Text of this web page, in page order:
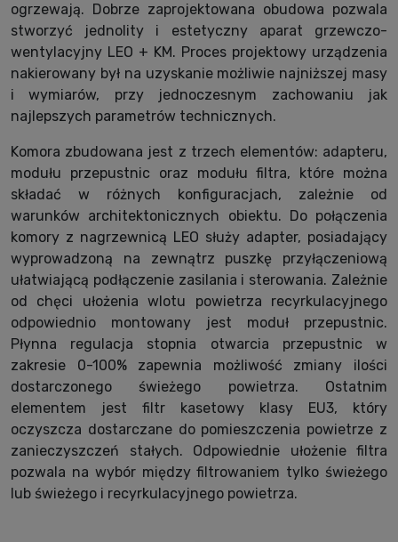
ogrzewają. Dobrze zaprojektowana obudowa pozwala
stworzyć jednolity i estetyczny aparat grzewczo-
wentylacyjny LEO + KM. Proces projektowy urządzenia
nakierowany był na uzyskanie możliwie najniższej masy
i wymiarów, przy jednoczesnym zachowaniu jak
najlepszych parametrów technicznych.
Komora zbudowana jest z trzech elementów: adapteru,
modułu przepustnic oraz modułu filtra, które można
składać w różnych konfiguracjach, zależnie od
warunków architektonicznych obiektu. Do połączenia
komory z nagrzewnicą LEO służy adapter, posiadający
wyprowadzoną na zewnątrz puszkę przyłączeniową
ułatwiającą podłączenie zasilania i sterowania. Zależnie
od chęci ułożenia wlotu powietrza recyrkulacyjnego
odpowiednio montowany jest moduł przepustnic.
Płynna regulacja stopnia otwarcia przepustnic w
zakresie 0-100% zapewnia możliwość zmiany ilości
dostarczonego świeżego powietrza. Ostatnim
elementem jest filtr kasetowy klasy EU3, który
oczyszcza dostarczane do pomieszczenia powietrze z
zanieczyszczeń stałych. Odpowiednie ułożenie filtra
pozwala na wybór między filtrowaniem tylko świeżego
lub świeżego i recyrkulacyjnego powietrza.